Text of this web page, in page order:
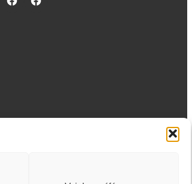
facebookgoogleplus